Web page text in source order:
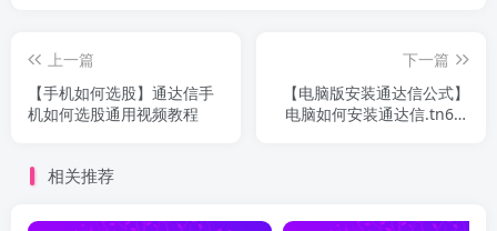
上一篇
【手机如何选股】通达信手
机如何选股通用视频教程
下一篇
【电脑版安装通达信公式】
电脑如何安装通达信.tn6文
相关推荐